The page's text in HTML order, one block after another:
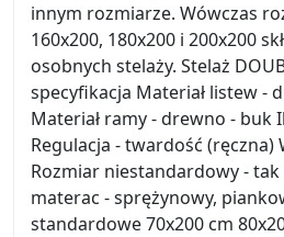
innym rozmiarze. Wówczas
160x200, 180x200 i 200x200
osobnych stelaży. Stelaż
specyfikacja Materiał listew -
Materiał ramy - drewno - buk
Regulacja - twardość (ręczna)
Rozmiar niestandardowy -
materac - sprężynowy,
standardowe 70x200 cm